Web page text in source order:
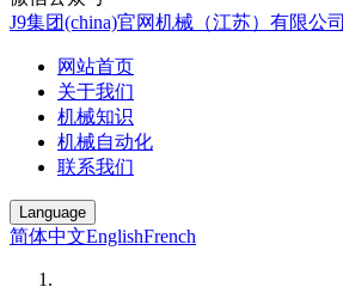
J9集团(china)官网机械（江苏）有限公司
网站首页
关于我们
机械知识
机械自动化
联系我们
Language
简体中文EnglishFrench